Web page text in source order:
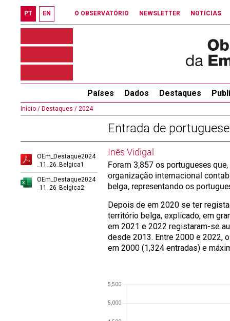
PT EN O OBSERVATÓRIO NEWSLETTER NOTÍCIAS
Países Dados Destaques
Início / Destaques / 2024
Entrada de
OEm_Destaque2024
_11_26_Belgica1
OEm_Destaque2024
_11_26_Belgica2
Inês Vidigal
Foram 3,857 os portugueses
organização internacional
belga, representando os
Depois de em 2020 se ter
território belga, explicado, em
em 2021 e 2022 registaram-se
desde 2013. Entre 2000 e 2022,
em 2000 (1,324 entradas) e